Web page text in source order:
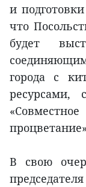
и
что
будет
города с
ресурсами,
В свою